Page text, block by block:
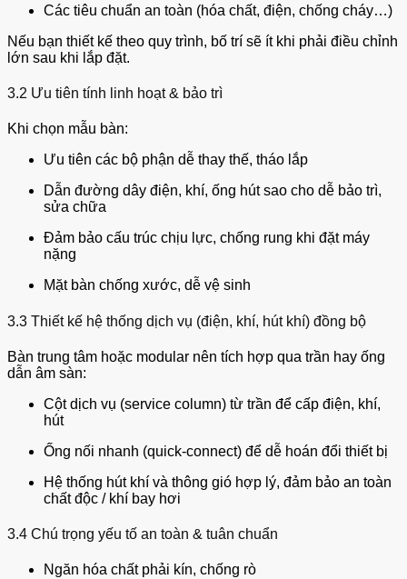
Các tiêu chuẩn an toàn (hóa chất, điện, chống cháy…)
Nếu bạn thiết kế theo quy trình, bố trí sẽ ít khi phải điều chỉnh
lớn sau khi lắp đặt.
3.2 Ưu tiên tính linh hoạt & bảo trì
Khi chọn mẫu bàn:
Ưu tiên các bộ phận dễ thay thế, tháo lắp
Dẫn đường dây điện, khí, ống hút sao cho dễ bảo trì,
sửa chữa
Đảm bảo cấu trúc chịu lực, chống rung khi đặt máy
nặng
Mặt bàn chống xước, dễ vệ sinh
3.3 Thiết kế hệ thống dịch vụ (điện, khí, hút khí) đồng bộ
Bàn trung tâm hoặc modular nên tích hợp qua trần hay ống
dẫn âm sàn:
Cột dịch vụ (service column) từ trần để cấp điện, khí,
hút
Ống nối nhanh (quick-connect) để dễ hoán đổi thiết bị
Hệ thống hút khí và thông gió hợp lý, đảm bảo an toàn
chất độc / khí bay hơi
3.4 Chú trọng yếu tố an toàn & tuân chuẩn
Ngăn hóa chất phải kín, chống rò